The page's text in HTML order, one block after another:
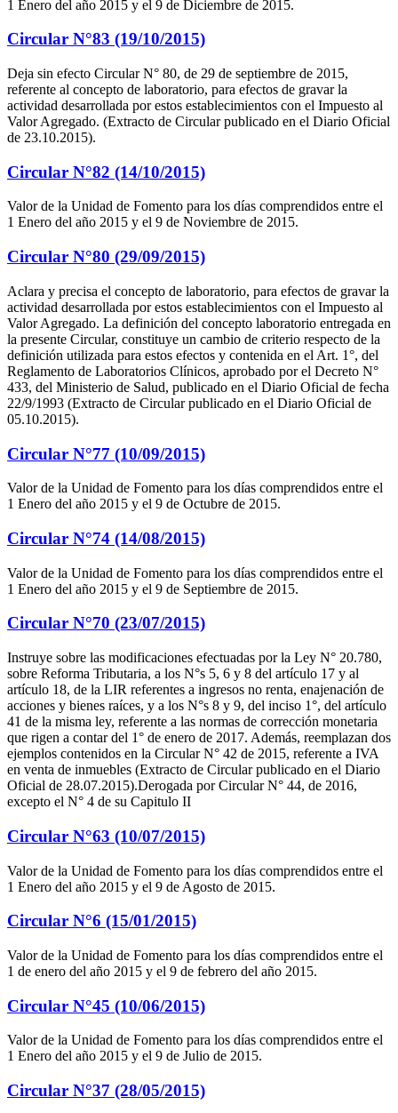
1 Enero del año 2015 y el 9 de Diciembre de 2015.
Circular N°83 (19/10/2015)
Deja sin efecto Circular N° 80, de 29 de septiembre de 2015,
referente al concepto de laboratorio, para efectos de gravar la
actividad desarrollada por estos establecimientos con el Impuesto al
Valor Agregado. (Extracto de Circular publicado en el Diario Oficial
de 23.10.2015).
Circular N°82 (14/10/2015)
Valor de la Unidad de Fomento para los días comprendidos entre el
1 Enero del año 2015 y el 9 de Noviembre de 2015.
Circular N°80 (29/09/2015)
Aclara y precisa el concepto de laboratorio, para efectos de gravar la
actividad desarrollada por estos establecimientos con el Impuesto al
Valor Agregado. La definición del concepto laboratorio entregada en
la presente Circular, constituye un cambio de criterio respecto de la
definición utilizada para estos efectos y contenida en el Art. 1°, del
Reglamento de Laboratorios Clínicos, aprobado por el Decreto N°
433, del Ministerio de Salud, publicado en el Diario Oficial de fecha
22/9/1993 (Extracto de Circular publicado en el Diario Oficial de
05.10.2015).
Circular N°77 (10/09/2015)
Valor de la Unidad de Fomento para los días comprendidos entre el
1 Enero del año 2015 y el 9 de Octubre de 2015.
Circular N°74 (14/08/2015)
Valor de la Unidad de Fomento para los días comprendidos entre el
1 Enero del año 2015 y el 9 de Septiembre de 2015.
Circular N°70 (23/07/2015)
Instruye sobre las modificaciones efectuadas por la Ley N° 20.780,
sobre Reforma Tributaria, a los N°s 5, 6 y 8 del artículo 17 y al
artículo 18, de la LIR referentes a ingresos no renta, enajenación de
acciones y bienes raíces, y a los N°s 8 y 9, del inciso 1°, del artículo
41 de la misma ley, referente a las normas de corrección monetaria
que rigen a contar del 1° de enero de 2017. Además, reemplazan dos
ejemplos contenidos en la Circular N° 42 de 2015, referente a IVA
en venta de inmuebles (Extracto de Circular publicado en el Diario
Oficial de 28.07.2015).Derogada por Circular N° 44, de 2016,
excepto el N° 4 de su Capitulo II
Circular N°63 (10/07/2015)
Valor de la Unidad de Fomento para los días comprendidos entre el
1 Enero del año 2015 y el 9 de Agosto de 2015.
Circular N°6 (15/01/2015)
Valor de la Unidad de Fomento para los días comprendidos entre el
1 de enero del año 2015 y el 9 de febrero del año 2015.
Circular N°45 (10/06/2015)
Valor de la Unidad de Fomento para los días comprendidos entre el
1 Enero del año 2015 y el 9 de Julio de 2015.
Circular N°37 (28/05/2015)